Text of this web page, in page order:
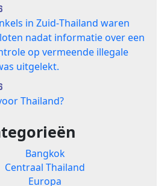
in Zuid‑Thailand waren
nadat informatie over een
op vermeende illegale
uitgelekt.
Thailand?
Bangkok
Centraal Thailand
Europa